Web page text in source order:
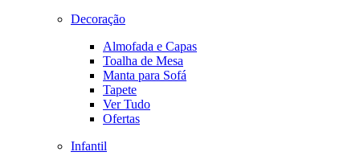
Decoração
Almofada e Capas
Toalha de Mesa
Manta para Sofá
Tapete
Ver Tudo
Ofertas
Infantil